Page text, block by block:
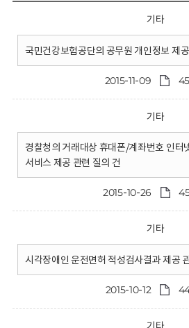
기타
국민건강보험공단의 공무원 개인정보 제
2015-11-09
기타
경찰청의 거래대상 휴대폰/계좌번호 인터
서비스 제공 관련 질의 건
2015-10-26
기타
시각장애인 운전면허 적성검사결과 제공
2015-10-12